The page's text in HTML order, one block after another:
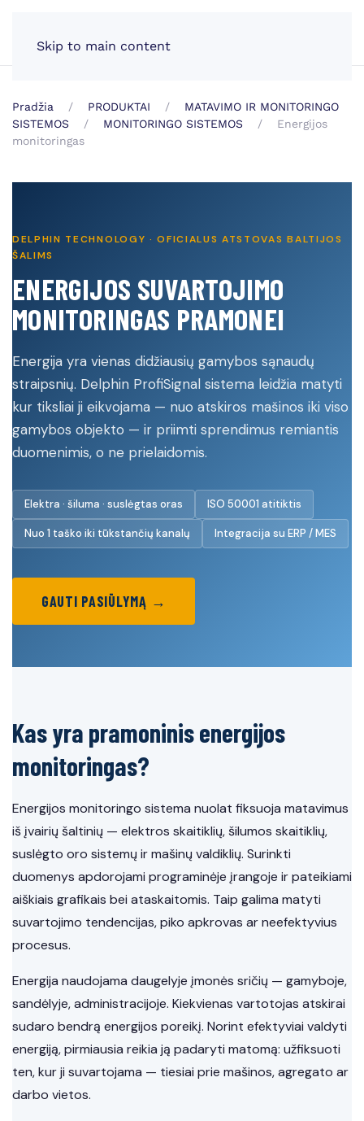
Skip to main content
Pradžia PRODUKTAI
MATAVIMO IR MONITORINGO
SISTEMOS
MONITORINGO SISTEMOS
Energijos
monitoringas
DELPHIN TECHNOLOGY · OFICIALUS ATSTOVAS BALTIJOS
ŠALIMS
ENERGIJOS SUVARTOJIMO
MONITORINGAS PRAMONEI
Energija yra vienas didžiausių gamybos sąnaudų
straipsnių. Delphin ProfiSignal sistema leidžia matyti
kur tiksliai ji eikvojama — nuo atskiros mašinos iki viso
gamybos objekto — ir priimti sprendimus remiantis
duomenimis, o ne prielaidomis.
Elektra · šiluma · suslėgtas oras ISO 50001 atitiktis
Nuo 1 taško iki tūkstančių kanalų Integracija su ERP / MES
GAUTI PASIŪLYMĄ →
Kas yra pramoninis energijos
monitoringas?
Energijos monitoringo sistema nuolat fiksuoja matavimus
iš įvairių šaltinių — elektros skaitiklių, šilumos skaitiklių,
suslėgto oro sistemų ir mašinų valdiklių. Surinkti
duomenys apdorojami programinėje įrangoje ir pateikiami
aiškiais grafikais bei ataskaitomis. Taip galima matyti
suvartojimo tendencijas, piko apkrovas ar neefektyvius
procesus.
Energija naudojama daugelyje įmonės sričių — gamyboje,
sandėlyje, administracijoje. Kiekvienas vartotojas atskirai
sudaro bendrą energijos poreikį. Norint efektyviai valdyti
energiją, pirmiausia reikia ją padaryti matomą: užfiksuoti
ten, kur ji suvartojama — tiesiai prie mašinos, agregato ar
darbo vietos.